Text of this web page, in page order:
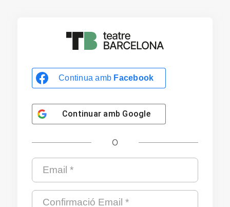
Continua amb Facebook
Continuar amb Google
O